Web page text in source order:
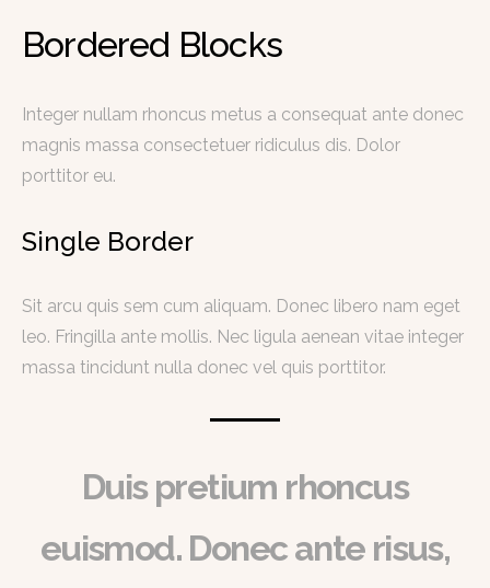
Bordered Blocks
Integer nullam rhoncus metus a consequat ante donec
magnis massa consectetuer ridiculus dis. Dolor
porttitor eu.
Single Border
Sit arcu quis sem cum aliquam. Donec libero nam eget
leo. Fringilla ante mollis. Nec ligula aenean vitae integer
massa tincidunt nulla donec vel quis porttitor.
Duis pretium rhoncus
euismod. Donec ante risus,